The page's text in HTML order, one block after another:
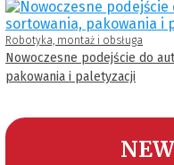
Robotyka, montaż i obsługa
Nowoczesne podejście do
pakowania i paletyzacji